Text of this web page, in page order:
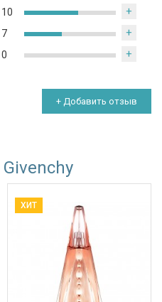
10 +
7 +
0 +
+ Добавить отзыв
Givenchy
ХИТ